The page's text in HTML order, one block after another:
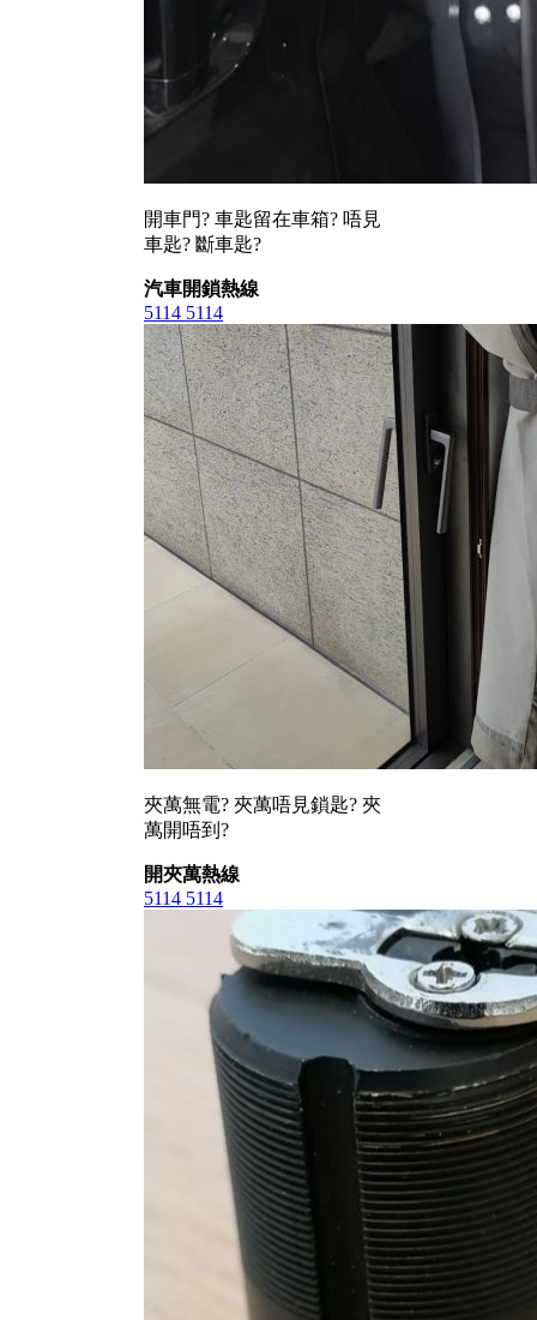
開車門? 車匙留在車箱? 唔見
車匙? 斷車匙?
汽車開鎖熱線
5114 5114
夾萬無電? 夾萬唔見鎖匙? 夾
萬開唔到?
開夾萬熱線
5114 5114